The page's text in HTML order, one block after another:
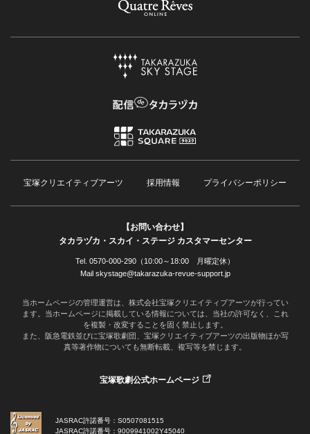
宝塚クリエイティブアーツ 採用情報 プライバシーポリシー
【お問い合わせ】
タカラヅカ・スカイ・ステージ カスタマーセンター
Tel. 0570-000-290（10:00～18:00 月曜定休）
Mail skystage@takarazuka-revue-support.jp
当ホームページの管理運営は、株式会社宝塚クリエイティブアーツが行ってい
ます。当ホームページに掲載している情報については、当社の許可なく、これ
を複製・改変することを固く禁止します。
また、阪急電鉄並びに宝塚歌劇団、宝塚クリエイティブアーツの出版物ほか写
真等著作物についても無断転載、複写等を禁じます。
宝塚歌劇公式ホームページ
JASRAC許諾番号：S0507081515
JASRAC許諾番号：9009941002Y45040